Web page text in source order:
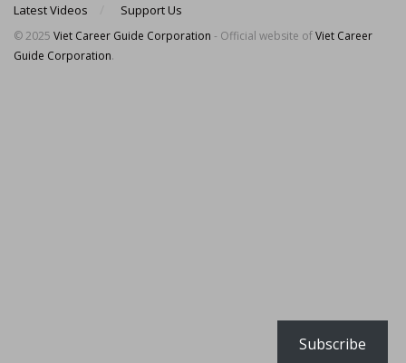
Latest Videos
Support Us
© 2025 Viet Career Guide Corporation - Official website ofViet Career
Guide Corporation.
Subscribe